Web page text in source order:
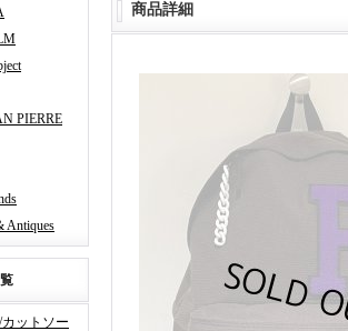
PIERRE
Antiques
ットソー
商品詳細